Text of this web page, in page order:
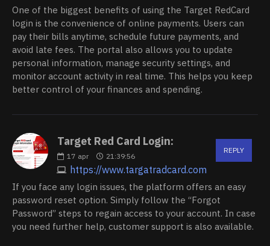
One of the biggest benefits of using the Target RedCard
login is the convenience of online payments. Users can
pay their bills anytime, schedule future payments, and
avoid late fees. The portal also allows you to update
personal information, manage security settings, and
monitor account activity in real time. This helps you keep
better control of your finances and spending.
Target Red Card Login:
17 apr 21:39:56
https://www.targatradcard.com
REPLY
If you face any login issues, the platform offers an easy
password reset option. Simply follow the “Forgot
Password” steps to regain access to your account. In case
you need further help, customer support is also available.